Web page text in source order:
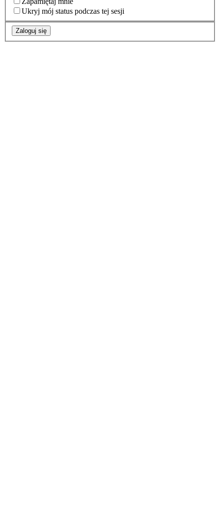
Ukryj mój status podczas tej sesji